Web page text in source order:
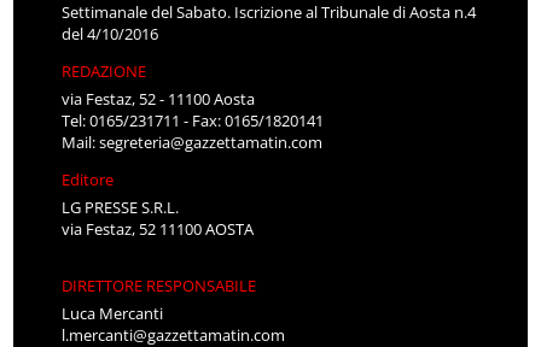
Settimanale del Sabato. Iscrizione al Tribunale di Aosta n.4
del 4/10/2016
REDAZIONE
via Festaz, 52 - 11100 Aosta
Tel: 0165/231711 - Fax: 0165/1820141
Mail:segreteria@gazzettamatin.com
Editore
LG PRESSE S.R.L.
via Festaz, 52 11100 AOSTA
DIRETTORE RESPONSABILE
Luca Mercanti
l.mercanti@gazzettamatin.com